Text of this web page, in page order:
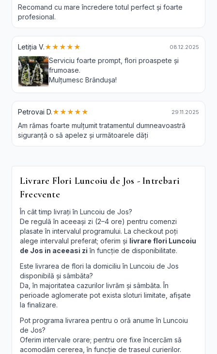
Recomand cu mare încredere totul perfect și foarte
profesional.
Letiția V.★★★★★ 08.12.2025
Serviciu foarte prompt, flori proaspete și
frumoase.
Mulțumesc Brândușa!
Petrovai D.★★★★★ 29.11.2025
Am rămas foarte mulțumit tratamentul dumneavoastră
siguranță o să apelez și următoarele dăți
Livrare Flori Luncoiu de Jos - Intrebari
Frecvente
În cât timp livrați în Luncoiu de Jos?
De regulă în aceeași zi (2–4 ore) pentru comenzi
plasate în intervalul programului. La checkout poți
alege intervalul preferat; oferim și livrare flori Luncoiu
de Jos in aceeasi zi în funcție de disponibilitate.
Este livrarea de flori la domiciliu în Luncoiu de Jos
disponibilă și sâmbăta?
Da, în majoritatea cazurilor livrăm și sâmbăta. În
perioade aglomerate pot exista sloturi limitate, afișate
la finalizare.
Pot programa livrarea pentru o oră anume în Luncoiu
de Jos?
Oferim intervale orare; pentru ore fixe încercăm să
acomodăm cererea, în funcție de traseul curierilor.